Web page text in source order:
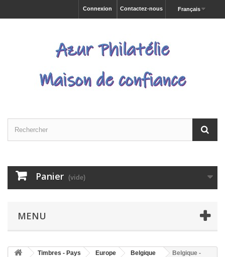
Français
Contactez-nous
Connexion
Panier (vide)
MENU
Timbres - Pays Europe Belgique
Belgique -